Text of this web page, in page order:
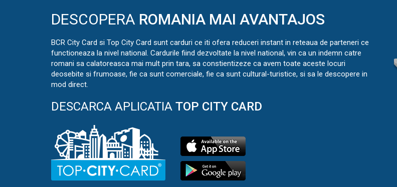
DESCOPERA ROMANIA MAI AVANTAJOS
BCR City Card si Top City Card sunt carduri ce iti ofera reduceri instant in reteaua de parteneri ce
functioneaza la nivel national. Cardurile fiind dezvoltate la nivel national, vin ca un indemn catre
romani sa calatoreasca mai mult prin tara, sa constientizeze ca avem toate aceste locuri
deosebite si frumoase, fie ca sunt comerciale, fie ca sunt cultural-turistice, si sa le descopere in
mod direct.
DESCARCA APLICATIA TOP CITY CARD